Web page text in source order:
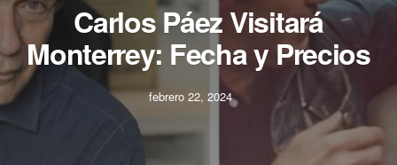
Carlos Páez Visitará
Monterrey: Fecha y Precios
febrero 22, 2024